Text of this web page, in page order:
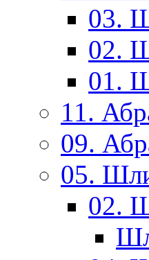
03.
02.
01.
11.
09.
05.
02.